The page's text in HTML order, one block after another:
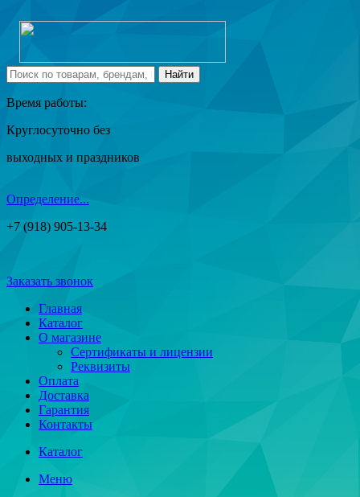
Время работы:
Круглосуточно без
выходных и праздников
Определение...
+7 (918) 905-13-34
Заказать звонок
Главная
Каталог
О магазине
Сертификаты и лицензии
Реквизиты
Оплата
Доставка
Гарантия
Контакты
Каталог
Меню